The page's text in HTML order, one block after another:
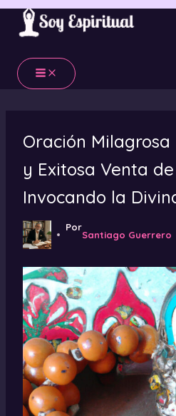
Ir
contenido
Oración
y Exitosa Venta
Invocando la
Por
Santiago Guerrero